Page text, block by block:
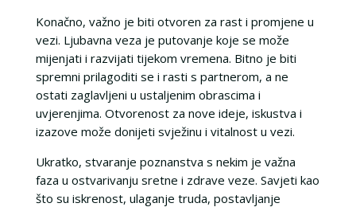
Konačno, važno je biti otvoren za rast i promjene u
vezi. Ljubavna veza je putovanje koje se može
mijenjati i razvijati tijekom vremena. Bitno je biti
spremni prilagoditi se i rasti s partnerom, a ne
ostati zaglavljeni u ustaljenim obrascima i
uvjerenjima. Otvorenost za nove ideje, iskustva i
izazove može donijeti svježinu i vitalnost u vezi.
Ukratko, stvaranje poznanstva s nekim je važna
faza u ostvarivanju sretne i zdrave veze. Savjeti kao
što su iskrenost, ulaganje truda, postavljanje